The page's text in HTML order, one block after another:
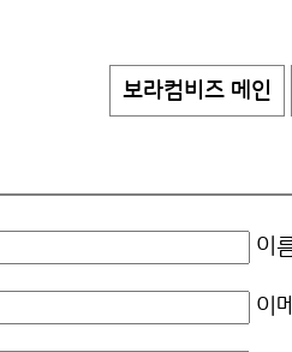
보라컴비즈 메인
이
이